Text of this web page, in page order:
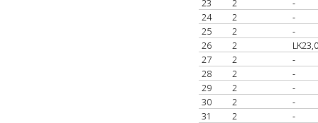
23
2
-
24
2
-
25
2
-
26
2
LK23,0
27
2
-
28
2
-
29
2
-
30
2
-
31
2
-